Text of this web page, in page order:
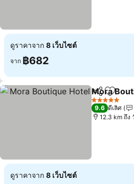
ดูราคาจาก 8 เว็บไซต์
จาก ฿682
แชร์ เพิ่มใน
Mora
5 ดาว
9.6 ดีเลิศ
12.3 km ถึง
ดูราคาจาก 8 เว็บไซต์